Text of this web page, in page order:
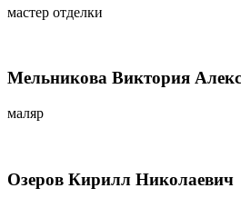
мастер отделки
Мельникова Виктория
маляр
Озеров Кирилл Николаевич